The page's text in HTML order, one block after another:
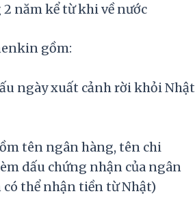
năm kể từ khi về nước
gồm:
ngày xuất cảnh rời khỏi Nhật
tên ngân hàng, tên chi
dấu chứng nhận của ngân
thể nhận tiền từ Nhật)